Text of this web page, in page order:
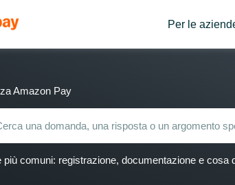
Per le
Amazon Pay
più comuni: registrazione, documentazione e cosa